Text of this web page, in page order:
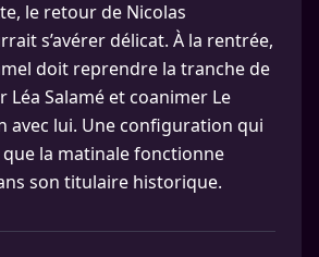
le retour de Nicolas
s’avérer délicat. À la rentrée,
doit reprendre la tranche de
Léa Salamé et coanimer Le
avec lui. Une configuration qui
la matinale fonctionne
son titulaire historique.